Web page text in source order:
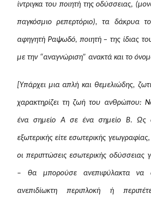
ίντριγκα του ποιητή της οδύσσειας,
παγκόσμιο ρεπερτόριο), τα δάκρυα
αφηγητή Ραψωδό, ποιητή – της ίδιας
με την “αναγνώριση” ανακτά και το
[Υπάρχει μια απλή και θεμελιώδης,
χαρακτηρίζει τη ζωή του ανθρώπου:
ένα σημείο Α σε ένα σημείο Β. Ως
εξωτερικής είτε εσωτερικής
οι περιπτώσεις εσωτερικής οδύσσειας
– θα μπορούσε ανεπιφύλακτα να
ανεπιδίωκτη περιπλοκή ή